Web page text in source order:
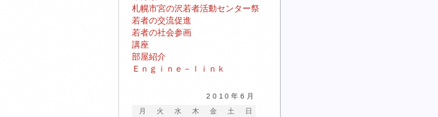
札幌市宮の沢若者活動センター祭
若者の交流促進
若者の社会参画
講座
部屋紹介
Ｅｎｇｉｎｅ－ｌｉｎｋ
2010年6月
月
火 水 木 金 土 日